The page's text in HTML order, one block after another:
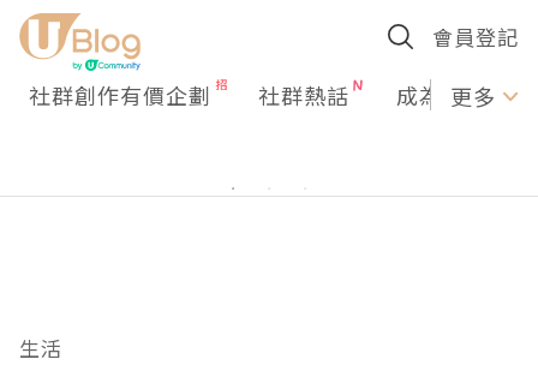
會員登記
社群創作有價企劃 社群熱話 成為U更多
生活